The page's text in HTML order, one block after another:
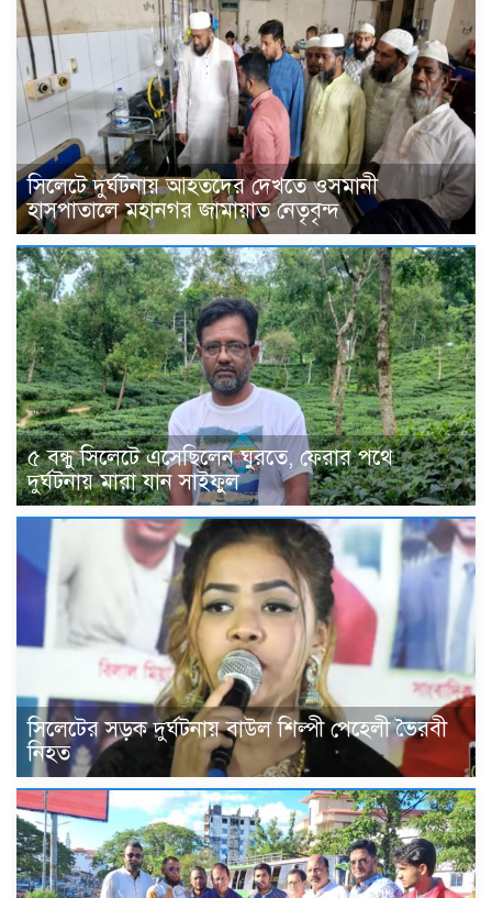
সিলেটে দুর্ঘটনায় আহতদের দেখতে ওসমানী
হাসপাতালে মহানগর জামায়াত নেতৃবৃন্দ
৫ বন্ধু সিলেটে এসেছিলেন ঘুরতে, ফেরার পথে
দুর্ঘটনায় মারা যান সাইফুল
সিলেটের সড়ক দুর্ঘটনায় বাউল শিল্পী পেহেলী ভৈরবী
নিহত